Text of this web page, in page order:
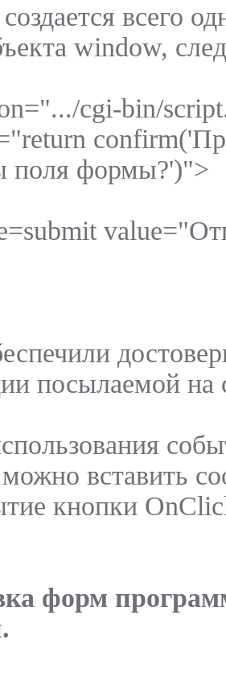
всего
window,
cgi-bin/
поля формы?')">
посылаемой на
вставить
кнопки
форм